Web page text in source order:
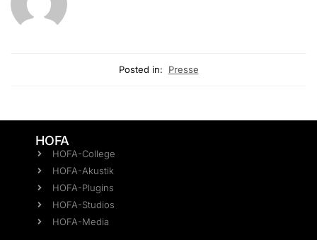
Posted in: Presse
HOFA
HOFA-College
HOFA-Akustik
HOFA-Plugins
HOFA-Studios
HOFA-Media